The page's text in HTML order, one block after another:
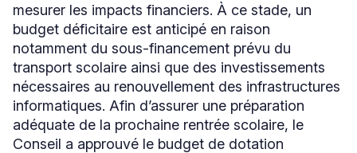
mesurer les impacts financiers. À ce stade, un
budget déficitaire est anticipé en raison
notamment du sous-financement prévu du
transport scolaire ainsi que des investissements
nécessaires au renouvellement des infrastructures
informatiques. Afin d’assurer une préparation
adéquate de la prochaine rentrée scolaire, le
Conseil a approuvé le budget de dotation